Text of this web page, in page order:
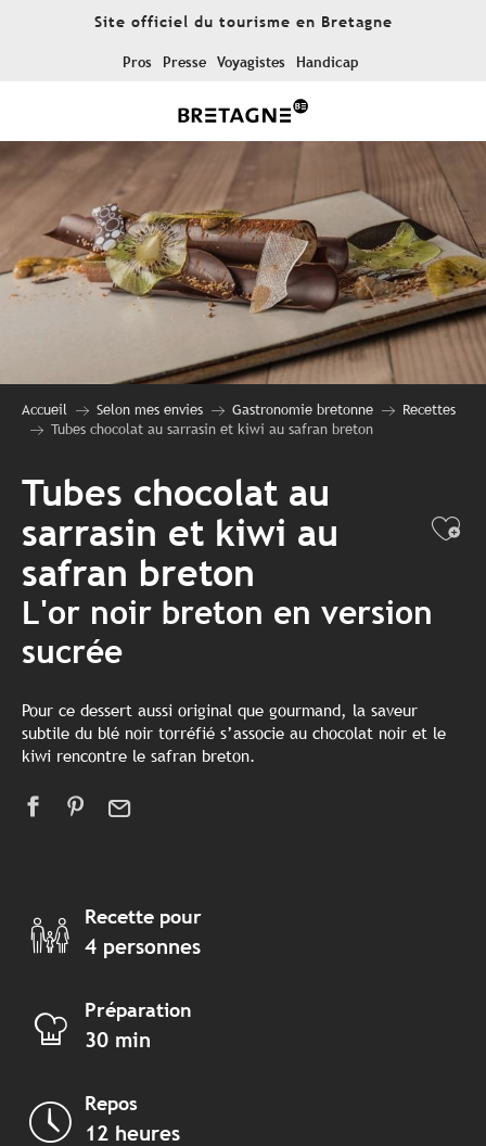
Site officiel du tourisme en Bretagne
Pros Presse Voyagistes Handicap
Accueil Selon mes envies Gastronomie bretonne
Recettes
Tubes chocolat au sarrasin et kiwi au safran breton
Tubes chocolat au
sarrasin et kiwi au
safran breton
L'or noir breton en version
sucrée
Pour ce dessert aussi original que gourmand, la saveur
subtile du blé noir torréfié s’associe au chocolat noir et le
kiwi rencontre le safran breton.
Recette pour
4 personnes
Préparation
30 min
Repos
12 heures